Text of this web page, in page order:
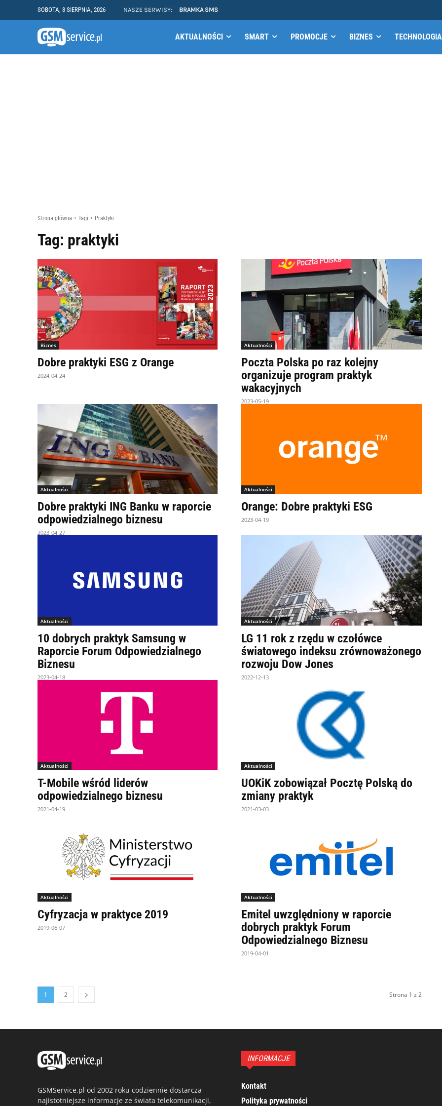
SOBOTA, 8 SIERPNIA, 2026 NASZE SERWISY: BRAMKA SMS
AKTUALNOŚCI SMART PROMOCJE BIZNES
Strona główna Tagi Praktyki
Tag: praktyki
Biznes
Dobre praktyki ESG z Orange
2024-04-24
Aktualności
Poczta Polska po raz kolejny
organizuje program praktyk
wakacyjnych
2023-05-19
Aktualności
Dobre praktyki ING Banku w raporcie
odpowiedzialnego biznesu
2023-04-27
Aktualności
Orange: Dobre praktyki ESG
2023-04-19
Aktualności
10 dobrych praktyk Samsung w
Raporcie Forum Odpowiedzialnego
Biznesu
2023-04-18
Aktualności
LG 11 rok z rzędu w czołówce
światowego indeksu zrównoważonego
rozwoju Dow Jones
2022-12-13
Aktualności
T-Mobile wśród liderów
odpowiedzialnego biznesu
2021-04-19
Aktualności
UOKiK zobowiązał Pocztę Polską do
zmiany praktyk
2021-03-03
Aktualności
Cyfryzacja w praktyce 2019
2019-06-07
Aktualności
Emitel uwzględniony w raporcie
dobrych praktyk Forum
Odpowiedzialnego Biznesu
2019-04-01
1 2 Strona 1 z 2
GSMService.pl od 2002 roku codziennie dostarcza
najistotniejsze informacje ze świata telekomunikacji,
INFORMACJE
Kontakt
Polityka prywatności